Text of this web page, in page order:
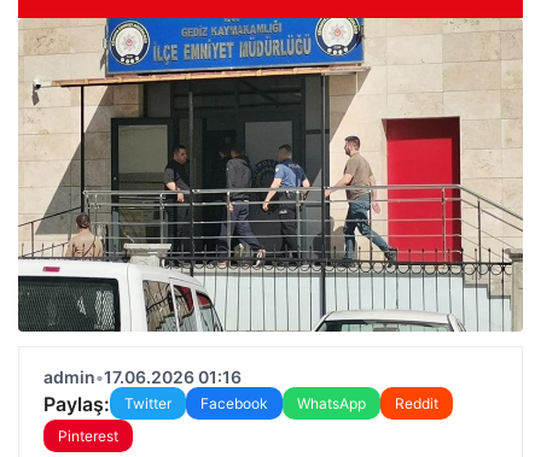
admin•17.06.2026 01:16
Paylaş: Twitter Facebook WhatsApp
Reddit
Pinterest